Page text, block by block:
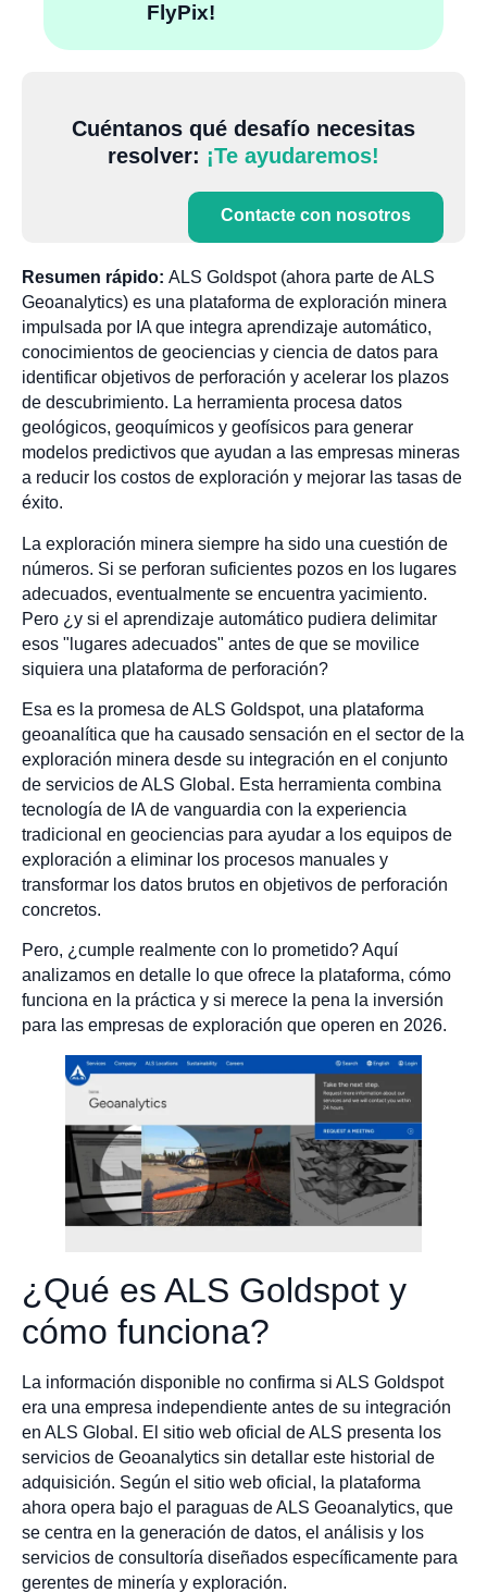
FlyPix!
Cuéntanos qué desafío necesitas
resolver: ¡Te ayudaremos!
Contacte con nosotros
Resumen rápido: ALS Goldspot (ahora parte de ALS
Geoanalytics) es una plataforma de exploración minera
impulsada por IA que integra aprendizaje automático,
conocimientos de geociencias y ciencia de datos para
identificar objetivos de perforación y acelerar los plazos
de descubrimiento. La herramienta procesa datos
geológicos, geoquímicos y geofísicos para generar
modelos predictivos que ayudan a las empresas mineras
a reducir los costos de exploración y mejorar las tasas de
éxito.
La exploración minera siempre ha sido una cuestión de
números. Si se perforan suficientes pozos en los lugares
adecuados, eventualmente se encuentra yacimiento.
Pero ¿y si el aprendizaje automático pudiera delimitar
esos "lugares adecuados" antes de que se movilice
siquiera una plataforma de perforación?
Esa es la promesa de ALS Goldspot, una plataforma
geoanalítica que ha causado sensación en el sector de la
exploración minera desde su integración en el conjunto
de servicios de ALS Global. Esta herramienta combina
tecnología de IA de vanguardia con la experiencia
tradicional en geociencias para ayudar a los equipos de
exploración a eliminar los procesos manuales y
transformar los datos brutos en objetivos de perforación
concretos.
Pero, ¿cumple realmente con lo prometido? Aquí
analizamos en detalle lo que ofrece la plataforma, cómo
funciona en la práctica y si merece la pena la inversión
para las empresas de exploración que operen en 2026.
¿Qué es ALS Goldspot y
cómo funciona?
La información disponible no confirma si ALS Goldspot
era una empresa independiente antes de su integración
en ALS Global. El sitio web oficial de ALS presenta los
servicios de Geoanalytics sin detallar este historial de
adquisición. Según el sitio web oficial, la plataforma
ahora opera bajo el paraguas de ALS Geoanalytics, que
se centra en la generación de datos, el análisis y los
servicios de consultoría diseñados específicamente para
gerentes de minería y exploración.